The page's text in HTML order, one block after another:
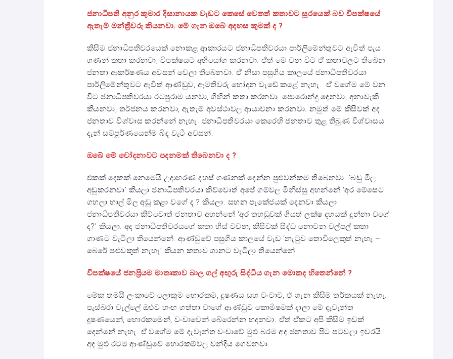
ජනාධිපති අනුර කුමාර දිසානායක වැඩට කෙසේ වෙතත් කතාවට සූරයෙක් බව විපක්ෂයේ
ඇතැම් මන්ත්‍රීවරු කියනවා. මේ ගැන ඔබේ අදහස කුමක් ද ?
කිසිම ජනාධිපතිවරයෙක් නොකළ ආකාරයට ජනාධිපතිවරයා පාර්ලිමේන්තුවට ඇවිත් පැය
ගණන් කතා කරනවා, විපක්ෂයට අභියෝග කරනවා. ඒත් මේ වන විට ඒ කතාවලට තිබෙන
ජනතා ආකර්ෂණය අවසන් වෙලා තිබෙනවා. ඒ නිසා පසුගිය කාලයේ ජනාධිපතිවරයා
පාර්ලිමේන්තුවට ඇවිත් ආණ්ඩුව, ඇමතිවරු හෝදන වැඩේ කළේ නැහැ. ඒ වගේම මේ වන
විට ජනාධිපතිවරයා රටපුරාම යනවා, ගිහින් කතා කරනවා. පොරොන්දු දෙනවා, අනාවැකි
කියනවා, තර්ජනය කරනවා, ඇතැම් අවස්ථාවල ආයාචනා කරනවා. නමුත් මේ කිසිවක් අද
ජනතාව විශ්වාස කරන්නේ නැහැ. ජනාධිපතිවරයා කෙරෙහි ජනතාව තුළ තිබුණ විශ්වාසය
දැන් සම්පූර්ණයෙන්ම බිඳ වැටී අවසන්.
ඔබේ මේ චෝදනාවට පදනමක් තිබෙනවා ද ?
එකක් දෙකක් නෙමෙයි උදාහරණ දහස් ගණනක් දෙන්න පුළුවන්කම තිබෙනවා. ‘බඩු මිල
අඩුකරනවා’ කියලා ජනාධිපතිවරයා කිව්වොත් අපේ ගම්වල මිනිස්සු අහන්නේ ‘අර මේසෙට
ගහලා හාල් මිල අඩු කළා වගේ ද ? කියලා. සහන පැකේජයක් දෙනවා කියලා
ජනාධිපතිවරයා කිව්වොත් ජනතාව අහන්නේ ‘අර තහඩුවක් ගියත් ලක්ෂ දහයක් දුන්නා වගේ
ද?’ කියලා. අද ජනාධිපතිවරයගේ කතා හිස් වචන, කිසිවක් සිද්ධ නොවන වල්පල් කතා
ගාණට වැටිලා තියෙන්නේ. ආණ්ඩුවේ පසුගිය කාලයේ වැඩ ‘නැටුව තොවිලෙකුත් නැහැ –
බෙරේ පළුවකුත් නැහැ’ කියන කතාව ගානට වැටිලා තියෙන්නේ.
විපක්ෂයේ ජනප්‍රියම මාතෘකාව බාල ගල් අඟුරු සිද්ධිය ගැන මොකද හිතෙන්නේ ?
මේක තමයි ලංකාවේ ලොකුම හොරකම, දූෂණය සහ වංචාව, ඒ ගැන කිසිම තර්කයක් නැහැ.
පැස්බරා වැල්ලේ ඔළුව හංඟ ගත්තා වාගේ ආණ්ඩුව කොමිෂමක් දාලා මේ දැවැන්ත
දූෂණයෙන්, හොරකමෙන්, වංචාවෙන් බේරෙන්න හදනවා. ඒත් ඒකට අපි කිසිම ඉඩක්
දෙන්නේ නැහැ. ඒ වගේම මේ දැවැන්ත වංචාවේ මුළු බරම අද ජනතාව පිට පටවලා ඉවරයි.
අද මුළු රටම ආණ්ඩුවේ හොරකම්වල වන්දිය ගෙවනවා.